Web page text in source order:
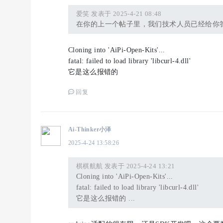
爱笑 发表于 2025-4-21 08:48
在你的上一个帖子里，我们技术人员已经给你
Cloning into 'AiPi-Open-Kits'...
fatal: failed to load library 'libcurl-4.dll'
它是这么报错的
回复
Ai-Thinker小泽
2025-4-24 13:58:26
棋棋航航 发表于 2025-4-24 13:21
Cloning into 'AiPi-Open-Kits'...
fatal: failed to load library 'libcurl-4.dll'
它是这么报错的 ...